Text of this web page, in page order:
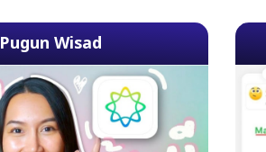
Pugun Wisad